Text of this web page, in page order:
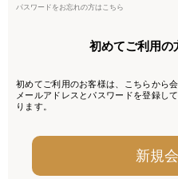
パスワードをお忘れの方はこちら
初めてご利用の
初めてご利用のお客様は、こちらから
メールアドレスとパスワードを登録し
ります。